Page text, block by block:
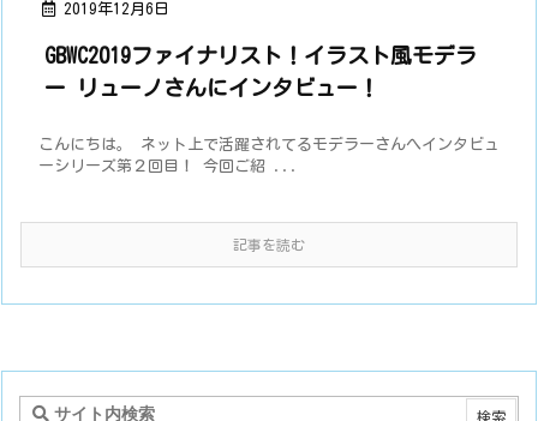
2019年12月6日
GBWC2019ファイナリスト！イラスト風モデラ
ー リューノさんにインタビュー！
こんにちは。 ネット上で活躍されてるモデラーさんへインタビュ
ーシリーズ第２回目！ 今回ご紹 ...
記事を読む